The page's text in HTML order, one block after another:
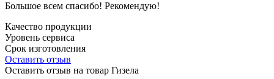
Большое всем спасибо! Рекомендую!
Качество продукции
Уровень сервиса
Срок изготовления
Оставить отзыв
Оставить отзыв на товар Гизела